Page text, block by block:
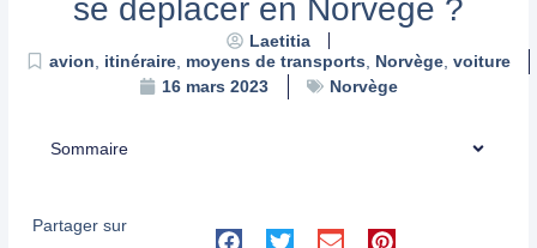
se déplacer en Norvège ?
Laetitia
avion
itinéraire, moyens de transports Norvège, voiture
16 mars 2023
Norvège
Sommaire
Partager sur